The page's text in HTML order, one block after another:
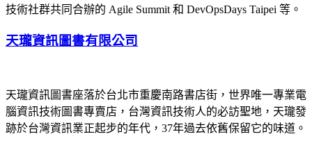
技術社群共同合辦的 Agile Summit 和 DevOpsDays Taipei 等。
天瓏資訊圖書有限公司
天瓏資訊圖書座落於台北市重慶南路書店街，世界唯一專業電
腦資訊技術圖書專賣店，台灣資訊技術人的必訪聖地，天瓏發
跡於台灣資訊業正起步的年代，37年過去依舊保留它的味道。